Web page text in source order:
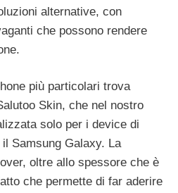
alternative, con
che possono rendere
più particolari trova
Skin, che nel nostro
solo per i device di
il Samsung Galaxy. La
oltre allo spessore che è
che permette di far aderire